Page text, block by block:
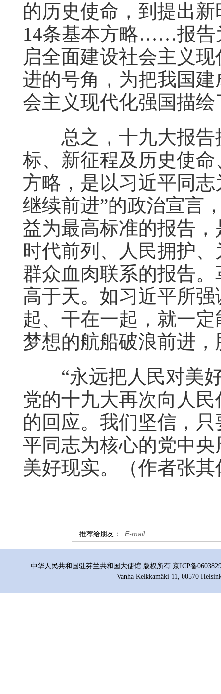
的历史使命，到提出
14条基本方略……报告
启全面建设社会主义
进的号角，为把我国
会主义现代化强国描
总之，十九大报告
标、新征程及历史使
方略，是以习近平同
继续前进”的政治宣言
益为最高标准的报告
时代前列、人民拥护
群众血肉联系的报告
高于天。如习近平所
起、干在一起，就一
梦想的航船破浪前进
“永远把人民对美好
党的十九大再次向人
的回应。我们坚信，
平同志为核心的党中
美好现实。（作者张
推荐给朋友：
中华人民共和国驻芬兰共和国大使馆 版权所有 京ICP备
Vanha Kelkkamäki 11, 00570